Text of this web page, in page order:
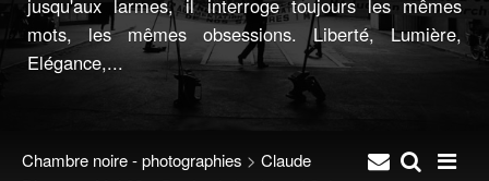
jusqu'aux larmes, il interroge toujours les mêmes
mots, les mêmes obsessions. Liberté, Lumière,
Elégance,...
Chambre noire - photographies > Claude